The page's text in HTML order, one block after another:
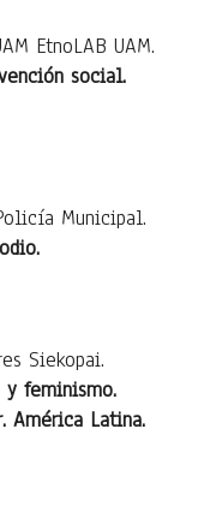
EtnoLAB UAM.
social.
Municipal.
Siekopai.
feminismo.
América Latina.